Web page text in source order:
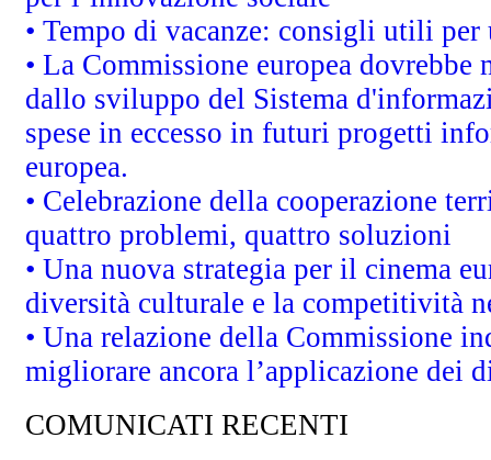
• Tempo di vacanze: consigli utili per
• La Commissione europea
dallo sviluppo del Sistema
spese in eccesso in futuri progetti
europea.
• Celebrazione della cooperazione
quattro problemi, quattro soluzioni
• Una nuova strategia per il cinema
diversità culturale e la competitività
• Una relazione della Commissione
migliorare ancora l’applicazione dei
COMUNICATI RECENTI